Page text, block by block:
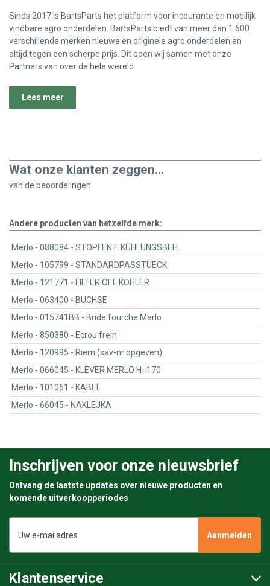
Sinds 2017 is BartsParts het platform voor incourante en moeilijk
vindbare agro onderdelen. BartsParts biedt van meer dan 1.600
verschillende merken nieuwe en originele agro onderdelen en
altijd tegen een scherpe prijs. Dit doen wij samen met onze
Partners van over de hele wereld.
Lees meer
Wat onze klanten zeggen...
van de beoordelingen
Andere producten van hetzelfde merk:
Merlo - 088084 - STOPFEN F. KÜHLUNGSBEH.
Merlo - 105799 - STANDARDPASSTUECK
Merlo - 121771 - FILTER OEL KOHLER
Merlo - 063400 - BUCHSE
Merlo - 015741BB - Bride fourche Merlo
Merlo - 850380 - Ecrou frein
Merlo - 120995 - Riem (sav-nr opgeven)
Merlo - 066045 - KLEVER MERLO H=170
Merlo - 101061 - KABEL
Merlo - 66045 - NAKLEJKA
Inschrijven voor onze nieuwsbrief
Ontvang de laatste updates over nieuwe producten en
komende uitverkoopperiodes
mailadres
Klantenservice